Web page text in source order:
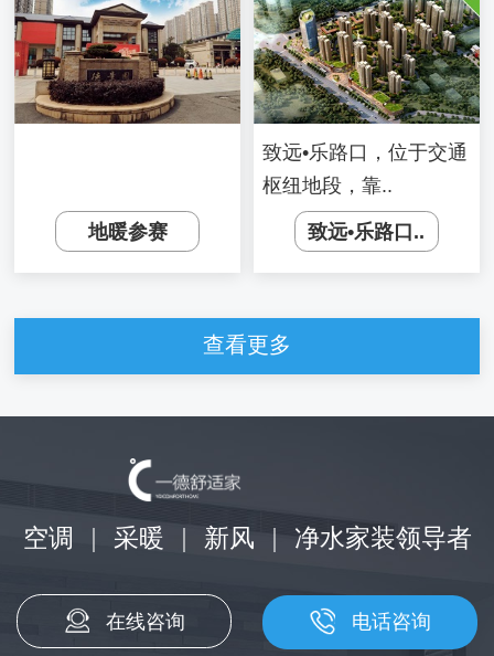
地暖参赛
致远•乐路口，位于交通
枢纽地段，靠..
致远•乐路口..
查看更多
空调 采暖 新风 净水家装领导者
在线咨询 电话咨询